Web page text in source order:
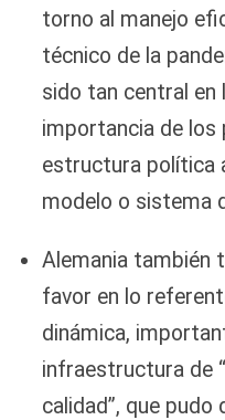
torno al manejo
técnico de la
sido tan central en
importancia de los
estructura política
modelo o sistema
Alemania también
favor en lo
dinámica,
infraestructura de
calidad”, que pudo